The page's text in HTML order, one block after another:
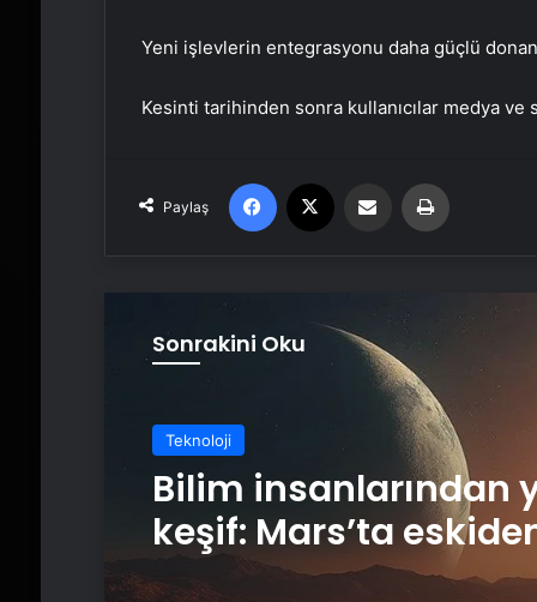
Yeni işlevlerin entegrasyonu daha güçlü
Kesinti tarihinden sonra kullanıcılar medya
Paylaş
Facebook Email'den paylaş
Sonrakini Oku
Teknoloji
Bilim insanlarından
keşif: Mars’ta
yaşam var mıydı?